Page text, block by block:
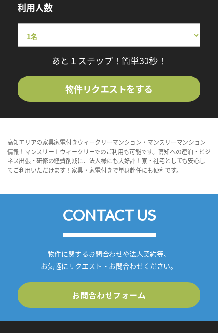
利用人数
あと１ステップ！簡単30秒！
物件リクエストをする
高知エリアの家具家電付きウィークリーマンション・マンスリーマンション
情報！マンスリー＋ウィークリーでのご利用も可能です。高知への連泊・ビジ
ネス出張・研修の経費削減に、法人様にも大好評！寮・社宅としても安心し
てご利用いただけます！家具・家電付きで単身赴任にも便利です。
CONTACT US
物件に関するお問合わせや法人契約等、
お気軽にリクエスト・お問合わせください。
お問合わせフォーム